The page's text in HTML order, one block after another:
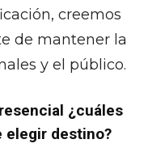
creemos
de mantener la
y el público.
¿cuáles
elegir destino?